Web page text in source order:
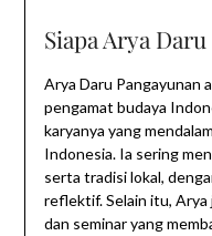
Siapa Arya
Arya Daru Pangayunan
pengamat budaya
karyanya yang
Indonesia. Ia sering
serta tradisi lokal,
reflektif. Selain itu, Arya
dan seminar yang